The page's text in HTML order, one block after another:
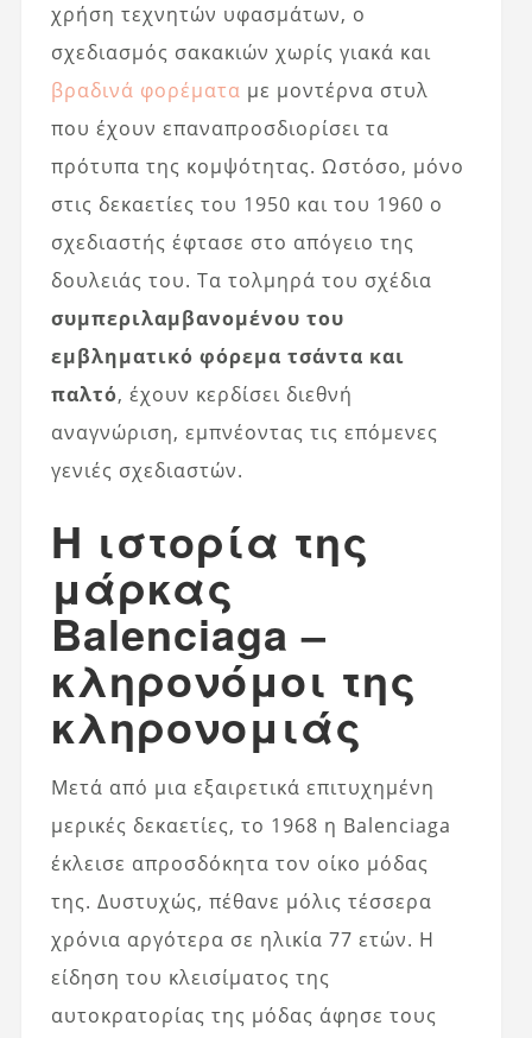
χρήση τεχνητών υφασμάτων, ο
σχεδιασμός σακακιών χωρίς γιακά και
βραδινά φορέματα με μοντέρνα στυλ
που έχουν επαναπροσδιορίσει τα
πρότυπα της κομψότητας. Ωστόσο, μόνο
στις δεκαετίες του 1950 και του 1960 ο
σχεδιαστής έφτασε στο απόγειο της
δουλειάς του. Τα τολμηρά του σχέδια
συμπεριλαμβανομένου του
εμβληματικό φόρεμα τσάντα και
παλτό, έχουν κερδίσει διεθνή
αναγνώριση, εμπνέοντας τις επόμενες
γενιές σχεδιαστών.
Η ιστορία της
μάρκας
Balenciaga –
κληρονόμοι της
κληρονομιάς
Μετά από μια εξαιρετικά επιτυχημένη
μερικές δεκαετίες, το 1968 η Balenciaga
έκλεισε απροσδόκητα τον οίκο μόδας
της. Δυστυχώς, πέθανε μόλις τέσσερα
χρόνια αργότερα σε ηλικία 77 ετών. Η
είδηση ​​του κλεισίματος της
αυτοκρατορίας της μόδας άφησε τους